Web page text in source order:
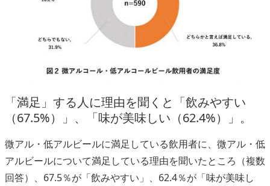
「満足」する人に理由を聞くと「飲みやすい
（67.5%）」、「味が美味しい（62.4%）」。
微アル・低アルビールに満足している飲用者に、微アル・低
アルビールについて満足している理由を聞いたところ（複数
回答）、67.5％が「飲みやすい」、62.4％が「味が美味し